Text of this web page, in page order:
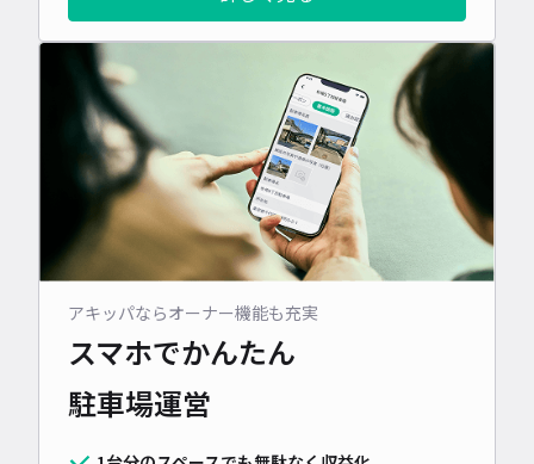
アキッパならオーナー機能も充実
スマホでかんたん
駐車場運営